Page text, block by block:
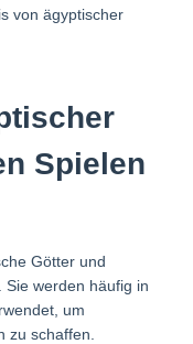
von ägyptischer
Spielen
Götter und
werden häufig in
um
zu schaffen.